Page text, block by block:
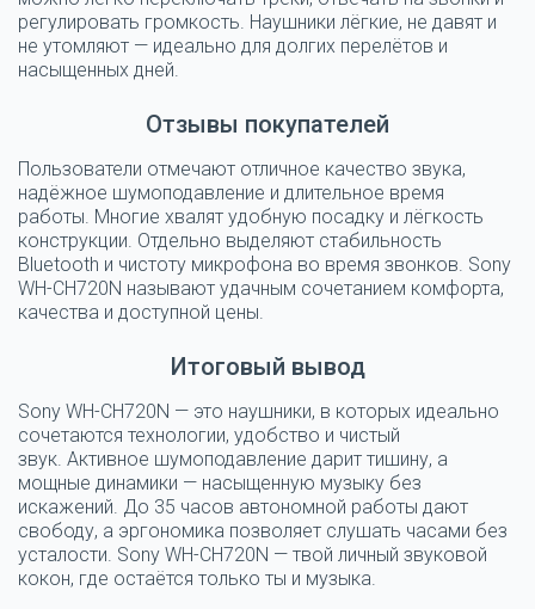
регулировать громкость. Наушники лёгкие, не давят и
не утомляют — идеально для долгих перелётов и
насыщенных дней.
Отзывы покупателей
Пользователи отмечают отличное качество звука,
надёжное шумоподавление и длительное время
работы. Многие хвалят удобную посадку и лёгкость
конструкции. Отдельно выделяют стабильность
Bluetooth и чистоту микрофона во время звонков. Sony
WH-CH720N называют удачным сочетанием комфорта,
качества и доступной цены.
Итоговый вывод
Sony WH-CH720N — это наушники, в которых идеально
сочетаются технологии, удобство и чистый
звук. Активное шумоподавление дарит тишину, а
мощные динамики — насыщенную музыку без
искажений. До 35 часов автономной работы дают
свободу, а эргономика позволяет слушать часами без
усталости. Sony WH-CH720N — твой личный звуковой
кокон, где остаётся только ты и музыка.